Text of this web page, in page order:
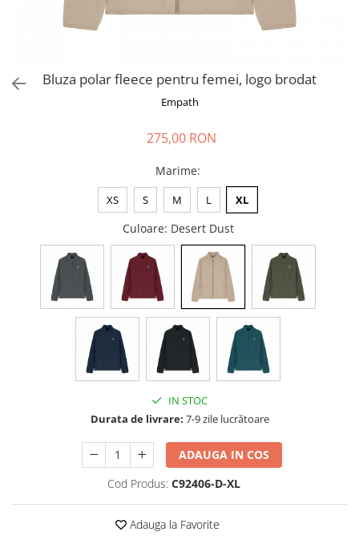
Bluza polar fleece pentru femei, logo brodat
Empath
275,00 RON
Marime:
XS S M L XL
Culoare: Desert Dust
IN STOC
Durata de livrare: 7-9 zile lucrătoare
ADAUGA IN COS
Cod Produs: C92406-D-XL
Adauga la Favorite